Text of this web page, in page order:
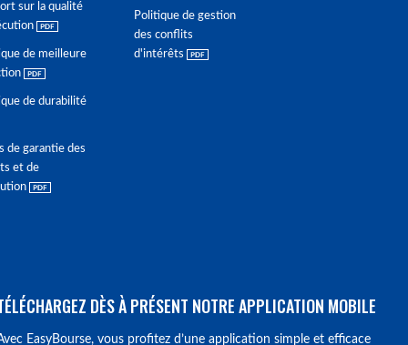
sur la qualité
de meilleure
de durabilité
de garantie des
et de
Politique de gestion
des conflits
d'intérêts
DÈS À PRÉSENT NOTRE APPLICATION MOBILE
EasyBourse, vous profitez d’une application simple et efficace